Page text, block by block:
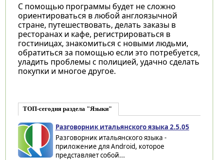
С помощью программы будет не сложно
ориентироваться в любой англоязычной
стране, путешествовать, делать заказы в
ресторанах и кафе, регистрироваться в
гостиницах, знакомиться с новыми людьми,
обратиться за помощью если это потребуется,
уладить проблемы с полицией, удачно сделать
покупки и многое другое.
ТОП-сегодня раздела "Языки"
Разговорник итальянского языка 2.5.05
Разговорник итальянского языка -
приложение для Android, которое
представляет собой...